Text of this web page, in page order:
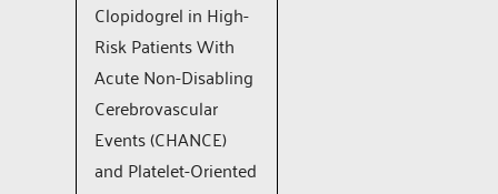
Clopidogrel in High-
Risk Patients With
Acute Non-Disabling
Cerebrovascular
Events (CHANCE)
and Platelet-Oriented